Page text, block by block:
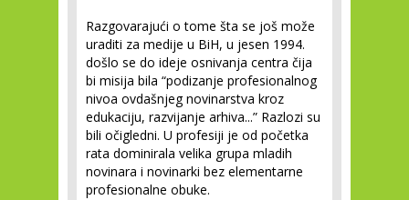
Razgovarajući o tome šta se još može
uraditi za medije u BiH, u jesen 1994.
došlo se do ideje osnivanja centra čija
bi misija bila “podizanje profesionalnog
nivoa ovdašnjeg novinarstva kroz
edukaciju, razvijanje arhiva...” Razlozi su
bili očigledni. U profesiji je od početka
rata dominirala velika grupa mladih
novinara i novinarki bez elementarne
profesionalne obuke.